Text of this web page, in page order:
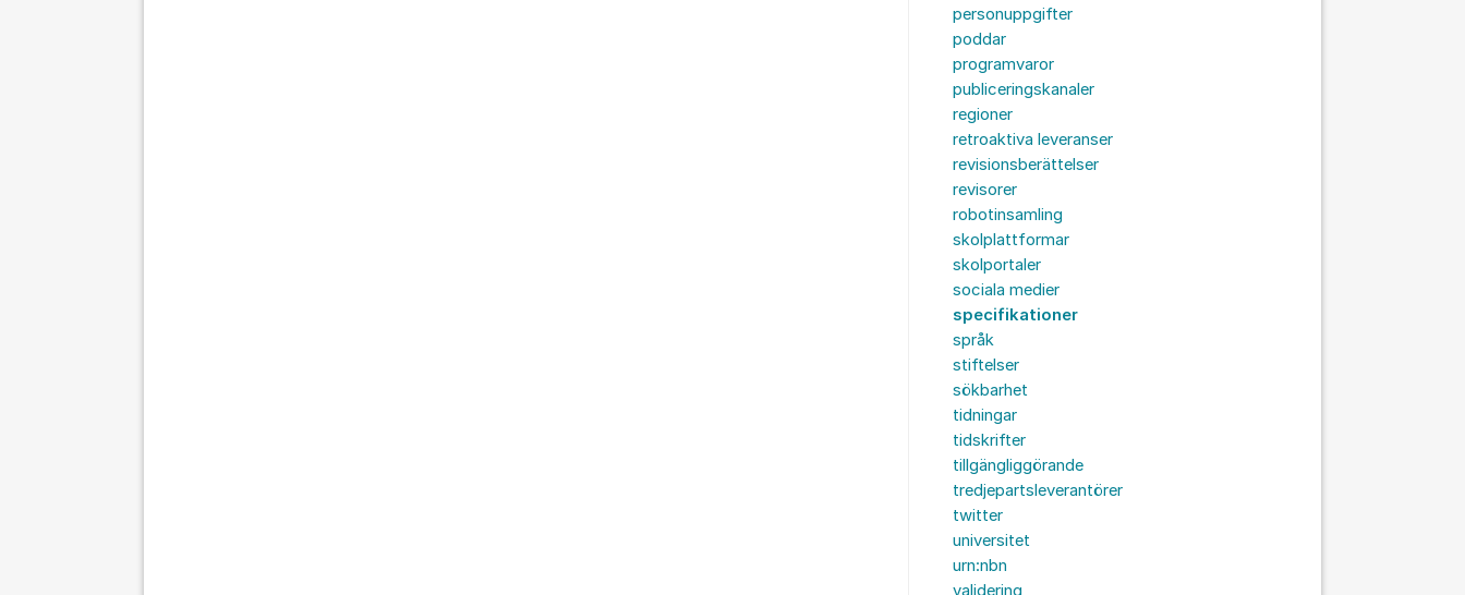
personuppgifter
poddar
programvaror
publiceringskanaler
regioner
retroaktiva leveranser
revisionsberättelser
revisorer
robotinsamling
skolplattformar
skolportaler
sociala medier
specifikationer
språk
stiftelser
sökbarhet
tidningar
tidskrifter
tillgängliggörande
tredjepartsleverantörer
twitter
universitet
urn:nbn
validering